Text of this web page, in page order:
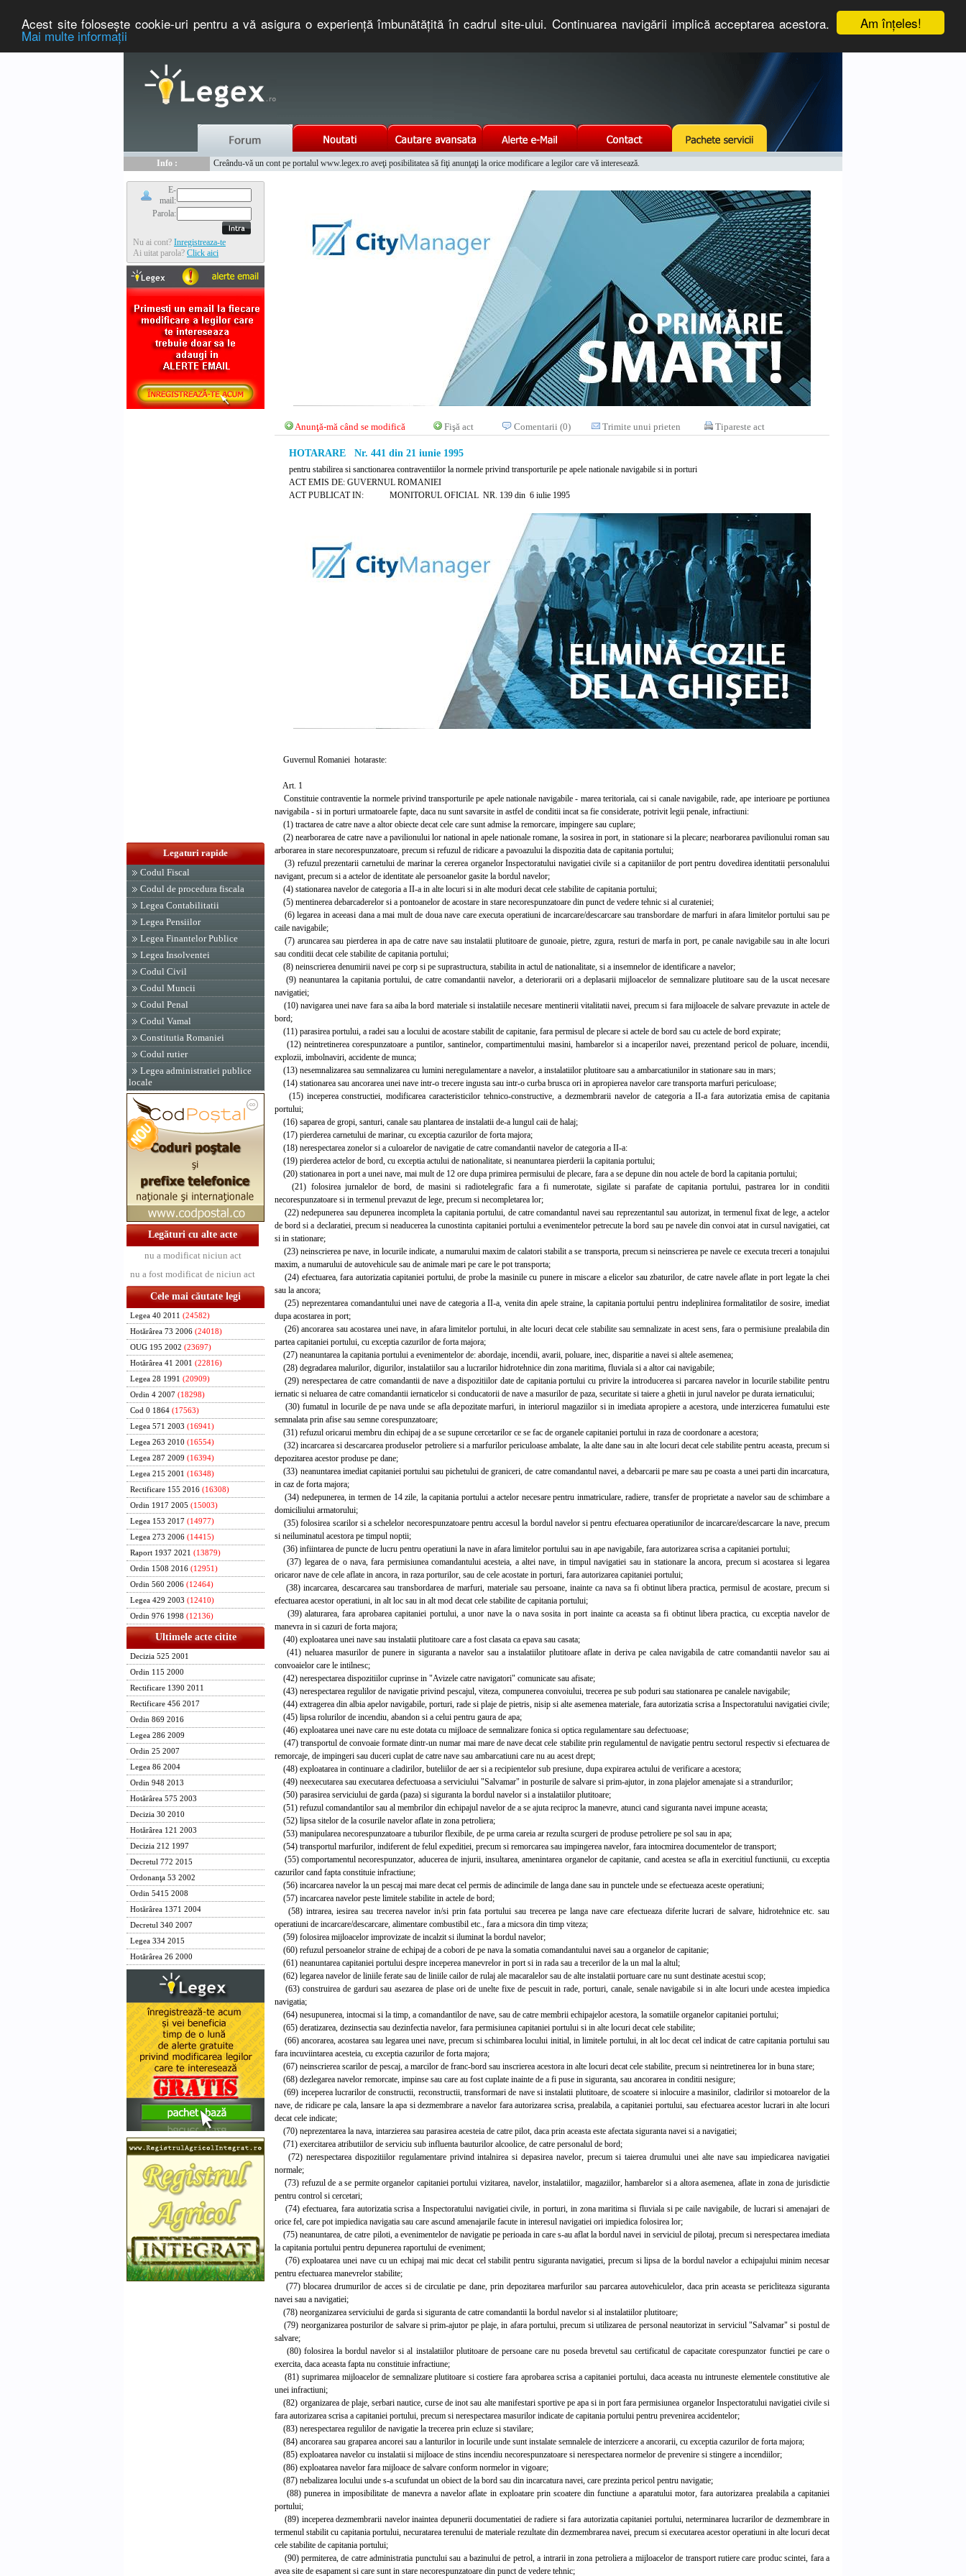
Am înţeles!
Acest site foloseşte cookie-uri pentru a vă asigura o experienţă îmbunătăţită în cadrul site-ului. Continuarea navigării implică acceptarea acestora.
Mai multe informaţii
Info :
Creându-vă un cont pe portalul www.legex.ro aveţi posibilitatea să fiţi anunţaţi la orice modificare a legilor care vă interesează.
E-
mail:
Parola:
Nu ai cont? Inregistreaza-te
Ai uitat parola? Click aici
Legaturi rapide
Codul Fiscal
Codul de procedura fiscala
Legea Contabilitatii
Legea Pensiilor
Legea Finantelor Publice
Legea Insolventei
Codul Civil
Codul Muncii
Codul Penal
Codul Vamal
Constitutia Romaniei
Codul rutier
Legea administratiei publice
locale
Legături cu alte acte
nu a modificat niciun act
nu a fost modificat de niciun act
Cele mai căutate legi
Legea 40 2011 (24582)
Hotărârea 73 2006 (24018)
OUG 195 2002 (23697)
Hotărârea 41 2001 (22816)
Legea 28 1991 (20909)
Ordin 4 2007 (18298)
Cod 0 1864 (17563)
Legea 571 2003 (16941)
Legea 263 2010 (16554)
Legea 287 2009 (16394)
Legea 215 2001 (16348)
Rectificare 155 2016 (16308)
Ordin 1917 2005 (15003)
Legea 153 2017 (14977)
Legea 273 2006 (14415)
Raport 1937 2021 (13879)
Ordin 1508 2016 (12951)
Ordin 560 2006 (12464)
Legea 429 2003 (12410)
Ordin 976 1998 (12136)
Ultimele acte citite
Decizia 525 2001
Ordin 115 2000
Rectificare 1390 2011
Rectificare 456 2017
Ordin 869 2016
Legea 286 2009
Ordin 25 2007
Legea 86 2004
Ordin 948 2013
Hotărârea 575 2003
Decizia 30 2010
Hotărârea 121 2003
Decizia 212 1997
Decretul 772 2015
Ordonanţa 53 2002
Ordin 5415 2008
Hotărârea 1371 2004
Decretul 340 2007
Legea 334 2015
Hotărârea 26 2000
Anunţă-mă când se modifică Fişă act Comentarii (0) Trimite unui prieten Tipareste act
HOTARARE Nr. 441 din 21 iunie 1995
pentru stabilirea si sanctionarea contraventiilor la normele privind transporturile pe apele nationale navigabile si in porturi
ACT EMIS DE: GUVERNUL ROMANIEI
ACT PUBLICAT IN: MONITORUL OFICIAL NR. 139 din 6 iulie 1995
Guvernul Romaniei hotaraste:
Art. 1
Constituie contraventie la normele privind transporturile pe apele nationale navigabile - marea teritoriala, cai si canale navigabile, rade, ape interioare pe portiunea
navigabila - si in porturi urmatoarele fapte, daca nu sunt savarsite in astfel de conditii incat sa fie considerate, potrivit legii penale, infractiuni:
(1) tractarea de catre nave a altor obiecte decat cele care sunt admise la remorcare, impingere sau cuplare;
(2) nearborarea de catre nave a pavilionului lor national in apele nationale romane, la sosirea in port, in stationare si la plecare; nearborarea pavilionului roman sau
arborarea in stare necorespunzatoare, precum si refuzul de ridicare a pavoazului la dispozitia data de capitania portului;
(3) refuzul prezentarii carnetului de marinar la cererea organelor Inspectoratului navigatiei civile si a capitaniilor de port pentru dovedirea identitatii personalului
navigant, precum si a actelor de identitate ale persoanelor gasite la bordul navelor;
(4) stationarea navelor de categoria a II-a in alte locuri si in alte moduri decat cele stabilite de capitania portului;
(5) mentinerea debarcaderelor si a pontoanelor de acostare in stare necorespunzatoare din punct de vedere tehnic si al curateniei;
(6) legarea in aceeasi dana a mai mult de doua nave care executa operatiuni de incarcare/descarcare sau transbordare de marfuri in afara limitelor portului sau pe
caile navigabile;
(7) aruncarea sau pierderea in apa de catre nave sau instalatii plutitoare de gunoaie, pietre, zgura, resturi de marfa in port, pe canale navigabile sau in alte locuri
sau conditii decat cele stabilite de capitania portului;
(8) neinscrierea denumirii navei pe corp si pe suprastructura, stabilita in actul de nationalitate, si a insemnelor de identificare a navelor;
(9) neanuntarea la capitania portului, de catre comandantii navelor, a deteriorarii ori a deplasarii mijloacelor de semnalizare plutitoare sau de la uscat necesare
navigatiei;
(10) navigarea unei nave fara sa aiba la bord materiale si instalatiile necesare mentinerii vitalitatii navei, precum si fara mijloacele de salvare prevazute in actele de
bord;
(11) parasirea portului, a radei sau a locului de acostare stabilit de capitanie, fara permisul de plecare si actele de bord sau cu actele de bord expirate;
(12) neintretinerea corespunzatoare a puntilor, santinelor, compartimentului masini, hambarelor si a incaperilor navei, prezentand pericol de poluare, incendii,
explozii, imbolnaviri, accidente de munca;
(13) nesemnalizarea sau semnalizarea cu lumini neregulamentare a navelor, a instalatiilor plutitoare sau a ambarcatiunilor in stationare sau in mars;
(14) stationarea sau ancorarea unei nave intr-o trecere ingusta sau intr-o curba brusca ori in apropierea navelor care transporta marfuri periculoase;
(15) inceperea constructiei, modificarea caracteristicilor tehnico-constructive, a dezmembrarii navelor de categoria a II-a fara autorizatia emisa de capitania
portului;
(16) saparea de gropi, santuri, canale sau plantarea de instalatii de-a lungul caii de halaj;
(17) pierderea carnetului de marinar, cu exceptia cazurilor de forta majora;
(18) nerespectarea zonelor si a culoarelor de navigatie de catre comandantii navelor de categoria a II-a:
(19) pierderea actelor de bord, cu exceptia actului de nationalitate, si neanuntarea pierderii la capitania portului;
(20) stationarea in port a unei nave, mai mult de 12 ore dupa primirea permisului de plecare, fara a se depune din nou actele de bord la capitania portului;
(21) folosirea jurnalelor de bord, de masini si radiotelegrafic fara a fi numerotate, sigilate si parafate de capitania portului, pastrarea lor in conditii
necorespunzatoare si in termenul prevazut de lege, precum si necompletarea lor;
(22) nedepunerea sau depunerea incompleta la capitania portului, de catre comandantul navei sau reprezentantul sau autorizat, in termenul fixat de lege, a actelor
de bord si a declaratiei, precum si neaducerea la cunostinta capitaniei portului a evenimentelor petrecute la bord sau pe navele din convoi atat in cursul navigatiei, cat
si in stationare;
(23) neinscrierea pe nave, in locurile indicate, a numarului maxim de calatori stabilit a se transporta, precum si neinscrierea pe navele ce executa treceri a tonajului
maxim, a numarului de autovehicule sau de animale mari pe care le pot transporta;
(24) efectuarea, fara autorizatia capitaniei portului, de probe la masinile cu punere in miscare a elicelor sau zbaturilor, de catre navele aflate in port legate la chei
sau la ancora;
(25) neprezentarea comandantului unei nave de categoria a II-a, venita din apele straine, la capitania portului pentru indeplinirea formalitatilor de sosire, imediat
dupa acostarea in port;
(26) ancorarea sau acostarea unei nave, in afara limitelor portului, in alte locuri decat cele stabilite sau semnalizate in acest sens, fara o permisiune prealabila din
partea capitaniei portului, cu exceptia cazurilor de forta majora;
(27) neanuntarea la capitania portului a evenimentelor de: abordaje, incendii, avarii, poluare, inec, disparitie a navei si altele asemenea;
(28) degradarea malurilor, digurilor, instalatiilor sau a lucrarilor hidrotehnice din zona maritima, fluviala si a altor cai navigabile;
(29) nerespectarea de catre comandantii de nave a dispozitiilor date de capitania portului cu privire la introducerea si parcarea navelor in locurile stabilite pentru
iernatic si neluarea de catre comandantii iernaticelor si conducatorii de nave a masurilor de paza, securitate si taiere a ghetii in jurul navelor pe durata iernaticului;
(30) fumatul in locurile de pe nava unde se afla depozitate marfuri, in interiorul magaziilor si in imediata apropiere a acestora, unde interzicerea fumatului este
semnalata prin afise sau semne corespunzatoare;
(31) refuzul oricarui membru din echipaj de a se supune cercetarilor ce se fac de organele capitaniei portului in raza de coordonare a acestora;
(32) incarcarea si descarcarea produselor petroliere si a marfurilor periculoase ambalate, la alte dane sau in alte locuri decat cele stabilite pentru aceasta, precum si
depozitarea acestor produse pe dane;
(33) neanuntarea imediat capitaniei portului sau pichetului de graniceri, de catre comandantul navei, a debarcarii pe mare sau pe coasta a unei parti din incarcatura,
in caz de forta majora;
(34) nedepunerea, in termen de 14 zile, la capitania portului a actelor necesare pentru inmatriculare, radiere, transfer de proprietate a navelor sau de schimbare a
domiciliului armatorului;
(35) folosirea scarilor si a schelelor necorespunzatoare pentru accesul la bordul navelor si pentru efectuarea operatiunilor de incarcare/descarcare la nave, precum
si neiluminatul acestora pe timpul noptii;
(36) infiintarea de puncte de lucru pentru operatiuni la nave in afara limitelor portului sau in ape navigabile, fara autorizarea scrisa a capitaniei portului;
(37) legarea de o nava, fara permisiunea comandantului acesteia, a altei nave, in timpul navigatiei sau in stationare la ancora, precum si acostarea si legarea
oricaror nave de cele aflate in ancora, in raza porturilor, sau de cele acostate in porturi, fara autorizarea capitaniei portului;
(38) incarcarea, descarcarea sau transbordarea de marfuri, materiale sau persoane, inainte ca nava sa fi obtinut libera practica, permisul de acostare, precum si
efectuarea acestor operatiuni, in alt loc sau in alt mod decat cele stabilite de capitania portului;
(39) alaturarea, fara aprobarea capitaniei portului, a unor nave la o nava sosita in port inainte ca aceasta sa fi obtinut libera practica, cu exceptia navelor de
manevra in si cazuri de forta majora;
(40) exploatarea unei nave sau instalatii plutitoare care a fost clasata ca epava sau casata;
(41) neluarea masurilor de punere in siguranta a navelor sau a instalatiilor plutitoare aflate in deriva pe calea navigabila de catre comandantii navelor sau ai
convoaielor care le intilnesc;
(42) nerespectarea dispozitiilor cuprinse in "Avizele catre navigatori" comunicate sau afisate;
(43) nerespectarea regulilor de navigatie privind pescajul, viteza, compunerea convoiului, trecerea pe sub poduri sau stationarea pe canalele navigabile;
(44) extragerea din albia apelor navigabile, porturi, rade si plaje de pietris, nisip si alte asemenea materiale, fara autorizatia scrisa a Inspectoratului navigatiei civile;
(45) lipsa rolurilor de incendiu, abandon si a celui pentru gaura de apa;
(46) exploatarea unei nave care nu este dotata cu mijloace de semnalizare fonica si optica regulamentare sau defectuoase;
(47) transportul de convoaie formate dintr-un numar mai mare de nave decat cele stabilite prin regulamentul de navigatie pentru sectorul respectiv si efectuarea de
remorcaje, de impingeri sau duceri cuplat de catre nave sau ambarcatiuni care nu au acest drept;
(48) exploatarea in continuare a cladirilor, buteliilor de aer si a recipientelor sub presiune, dupa expirarea actului de verificare a acestora;
(49) neexecutarea sau executarea defectuoasa a serviciului "Salvamar" in posturile de salvare si prim-ajutor, in zona plajelor amenajate si a strandurilor;
(50) parasirea serviciului de garda (paza) si siguranta la bordul navelor si a instalatiilor plutitoare;
(51) refuzul comandantilor sau al membrilor din echipajul navelor de a se ajuta reciproc la manevre, atunci cand siguranta navei impune aceasta;
(52) lipsa sitelor de la cosurile navelor aflate in zona petroliera;
(53) manipularea necorespunzatoare a tuburilor flexibile, de pe urma careia ar rezulta scurgeri de produse petroliere pe sol sau in apa;
(54) transportul marfurilor, indiferent de felul expeditiei, precum si remorcarea sau impingerea navelor, fara intocmirea documentelor de transport;
(55) comportamentul necorespunzator, aducerea de injurii, insultarea, amenintarea organelor de capitanie, cand acestea se afla in exercitiul functiunii, cu exceptia
cazurilor cand fapta constituie infractiune;
(56) incarcarea navelor la un pescaj mai mare decat cel permis de adincimile de langa dane sau in punctele unde se efectueaza aceste operatiuni;
(57) incarcarea navelor peste limitele stabilite in actele de bord;
(58) intrarea, iesirea sau trecerea navelor in/si prin fata portului sau trecerea pe langa nave care efectueaza diferite lucrari de salvare, hidrotehnice etc. sau
operatiuni de incarcare/descarcare, alimentare combustibil etc., fara a micsora din timp viteza;
(59) folosirea mijloacelor improvizate de incalzit si iluminat la bordul navelor;
(60) refuzul persoanelor straine de echipaj de a cobori de pe nava la somatia comandantului navei sau a organelor de capitanie;
(61) neanuntarea capitaniei portului despre inceperea manevrelor in port si in rada sau a trecerilor de la un mal la altul;
(62) legarea navelor de liniile ferate sau de liniile cailor de rulaj ale macaralelor sau de alte instalatii portuare care nu sunt destinate acestui scop;
(63) construirea de garduri sau asezarea de plase ori de unelte fixe de pescuit in rade, porturi, canale, senale navigabile si in alte locuri unde acestea impiedica
navigatia;
(64) nesupunerea, intocmai si la timp, a comandantilor de nave, sau de catre membrii echipajelor acestora, la somatiile organelor capitaniei portului;
(65) deratizarea, dezinsectia sau dezinfectia navelor, fara permisiunea capitaniei portului si in alte locuri decat cele stabilite;
(66) ancorarea, acostarea sau legarea unei nave, precum si schimbarea locului initial, in limitele portului, in alt loc decat cel indicat de catre capitania portului sau
fara incuviintarea acesteia, cu exceptia cazurilor de forta majora;
(67) neinscrierea scarilor de pescaj, a marcilor de franc-bord sau inscrierea acestora in alte locuri decat cele stabilite, precum si neintretinerea lor in buna stare;
(68) dezlegarea navelor remorcate, impinse sau care au fost cuplate inainte de a fi puse in siguranta, sau ancorarea in conditii nesigure;
(69) inceperea lucrarilor de constructii, reconstructii, transformari de nave si instalatii plutitoare, de scoatere si inlocuire a masinilor, cladirilor si motoarelor de la
nave, de ridicare pe cala, lansare la apa si dezmembrare a navelor fara autorizarea scrisa, prealabila, a capitaniei portului, sau efectuarea acestor lucrari in alte locuri
decat cele indicate;
(70) neprezentarea la nava, intarzierea sau parasirea acesteia de catre pilot, daca prin aceasta este afectata siguranta navei si a navigatiei;
(71) exercitarea atributiilor de serviciu sub influenta bauturilor alcoolice, de catre personalul de bord;
(72) nerespectarea dispozitiilor regulamentare privind intalnirea si depasirea navelor, precum si taierea drumului unei alte nave sau impiedicarea navigatiei
normale;
(73) refuzul de a se permite organelor capitaniei portului vizitarea, navelor, instalatiilor, magaziilor, hambarelor si a altora asemenea, aflate in zona de jurisdictie
pentru control si cercetari;
(74) efectuarea, fara autorizatia scrisa a Inspectoratului navigatiei civile, in porturi, in zona maritima si fluviala si pe caile navigabile, de lucrari si amenajari de
orice fel, care pot impiedica navigatia sau care ascund amenajarile facute in interesul navigatiei ori impiedica folosirea lor;
(75) neanuntarea, de catre piloti, a evenimentelor de navigatie pe perioada in care s-au aflat la bordul navei in serviciul de pilotaj, precum si nerespectarea imediata
la capitania portului pentru depunerea raportului de eveniment;
(76) exploatarea unei nave cu un echipaj mai mic decat cel stabilit pentru siguranta navigatiei, precum si lipsa de la bordul navelor a echipajului minim necesar
pentru efectuarea manevrelor stabilite;
(77) blocarea drumurilor de acces si de circulatie pe dane, prin depozitarea marfurilor sau parcarea autovehiculelor, daca prin aceasta se pericliteaza siguranta
navei sau a navigatiei;
(78) neorganizarea serviciului de garda si siguranta de catre comandantii la bordul navelor si al instalatiilor plutitoare;
(79) neorganizarea posturilor de salvare si prim-ajutor pe plaje, in afara portului, precum si utilizarea de personal neautorizat in serviciul "Salvamar" si postul de
salvare;
(80) folosirea la bordul navelor si al instalatiilor plutitoare de persoane care nu poseda brevetul sau certificatul de capacitate corespunzator functiei pe care o
exercita, daca aceasta fapta nu constituie infractiune;
(81) suprimarea mijloacelor de semnalizare plutitoare si costiere fara aprobarea scrisa a capitaniei portului, daca aceasta nu intruneste elementele constitutive ale
unei infractiuni;
(82) organizarea de plaje, serbari nautice, curse de inot sau alte manifestari sportive pe apa si in port fara permisiunea organelor Inspectoratului navigatiei civile si
fara autorizarea scrisa a capitaniei portului, precum si nerespectarea masurilor indicate de capitania portului pentru prevenirea accidentelor;
(83) nerespectarea regulilor de navigatie la trecerea prin ecluze si stavilare;
(84) ancorarea sau graparea ancorei sau a lanturilor in locurile unde sunt instalate semnalele de interzicere a ancorarii, cu exceptia cazurilor de forta majora;
(85) exploatarea navelor cu instalatii si mijloace de stins incendiu necorespunzatoare si nerespectarea normelor de prevenire si stingere a incendiilor;
(86) exploatarea navelor fara mijloace de salvare conform normelor in vigoare;
(87) nebalizarea locului unde s-a scufundat un obiect de la bord sau din incarcatura navei, care prezinta pericol pentru navigatie;
(88) punerea in imposibilitate de manevra a navelor aflate in exploatare prin scoatere din functiune a aparatului motor, fara autorizarea prealabila a capitaniei
portului;
(89) inceperea dezmembrarii navelor inaintea depunerii documentatiei de radiere si fara autorizatia capitaniei portului, neterminarea lucrarilor de dezmembrare in
termenul stabilit cu capitania portului, necuratarea terenului de materiale rezultate din dezmembrarea navei, precum si executarea acestor operatiuni in alte locuri decat
cele stabilite de capitania portului;
(90) permiterea, de catre administratia punctului sau a bazinului de petrol, a intrarii in zona petroliera a mijloacelor de transport rutiere care produc scintei, fara a
avea site de esapament si care sunt in stare necorespunzatoare din punct de vedere tehnic;